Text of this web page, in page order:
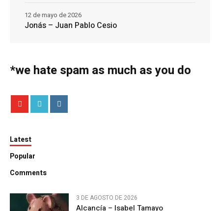
Jonás – Juan Pablo Cesio
12 de mayo de 2026
*we hate spam as much as you do
Latest
Popular
Comments
3 DE AGOSTO DE 2026
Alcancía – Isabel Tamayo